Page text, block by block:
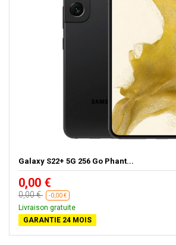
Galaxy S22+ 5G 256 Go Phant...
0,00 €
0,00 € -0,00 €
Livraison gratuite
GARANTIE 24 MOIS